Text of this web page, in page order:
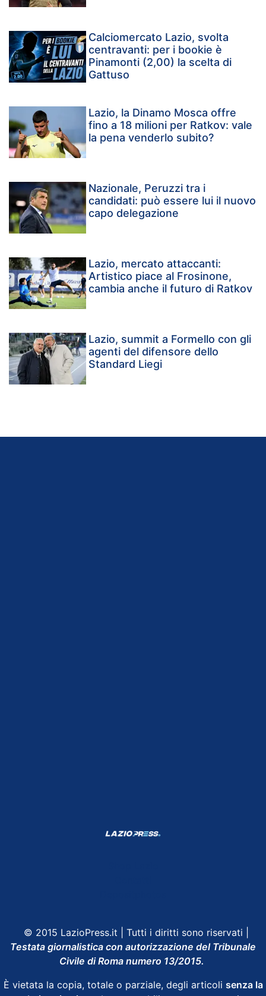
Calciomercato Lazio, svolta
centravanti: per i bookie è
Pinamonti (2,00) la scelta di
Gattuso
Lazio, la Dinamo Mosca offre
fino a 18 milioni per Ratkov: vale
la pena venderlo subito?
Nazionale, Peruzzi tra i
candidati: può essere lui il nuovo
capo delegazione
Lazio, mercato attaccanti:
Artistico piace al Frosinone,
cambia anche il futuro di Ratkov
Lazio, summit a Formello con gli
agenti del difensore dello
Standard Liegi
© 2015 LazioPress.it | Tutti i diritti sono riservati |
Testata giornalistica con autorizzazione del Tribunale
Civile di Roma numero 13/2015.
È vietata la copia, totale o parziale, degli articoli senza la